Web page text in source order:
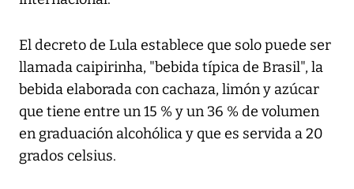
El decreto de Lula establece que solo puede ser
llamada caipirinha, "bebida típica de Brasil", la
bebida elaborada con cachaza, limón y azúcar
que tiene entre un 15 % y un 36 % de volumen
en graduación alcohólica y que es servida a 20
grados celsius.